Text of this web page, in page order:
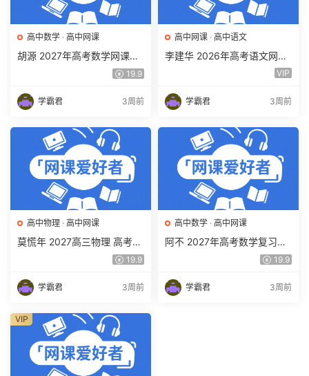
高中数学 · 高中网课
胡源 2027年高考数学网课教
程 高三数学 一轮复习暑假班
19.9
学霸君 3周前
高中网课 · 高中语文
李建华 2026年高考语文网课
教程 高三语文 a+二三轮复习
VIP
学霸君 3周前
高中物理 · 高中网课
莫慌年 2027高三物理 高考物
19.9
学霸君 3周前
高中数学 · 高中网课
阿不 2027年高考数学复习网
课教程 高三数学 一轮复习视
19.9
学霸君 3周前
VIP